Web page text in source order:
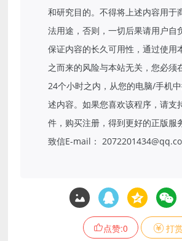
和研究目的。不得将上述内容用于
法用途，否则，一切后果请用户自
保证内容的长久可用性，通过使用
之而来的风险与本站无关，您必须
24个小时之内，从您的电脑/手机
述内容。如果您喜欢该程序，请支
件，购买注册，得到更好的正版服
致信E-mail：
打
点赞:0